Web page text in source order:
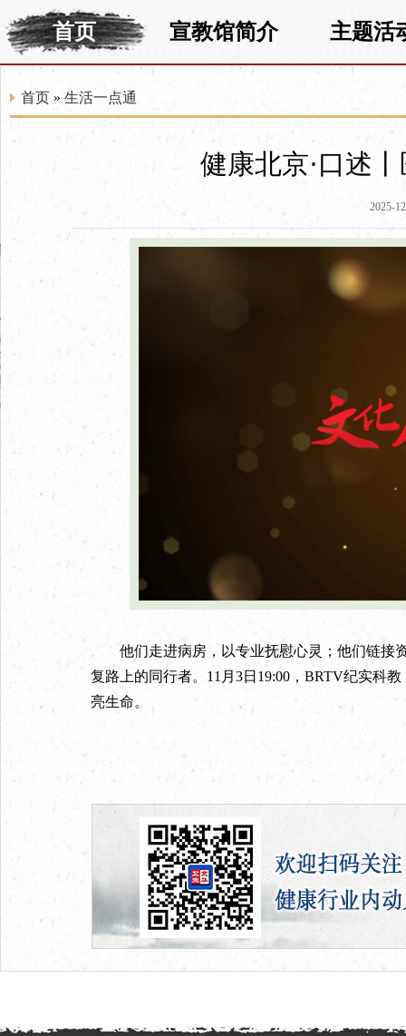
首页 宣教馆简介 主题活
首页 » 生活一点通
健康北京·口述
2025-
他们走进病房，以专业抚慰心灵；他们链接
复路上的同行者。11月3日19:00，BRTV纪实科
亮生命。